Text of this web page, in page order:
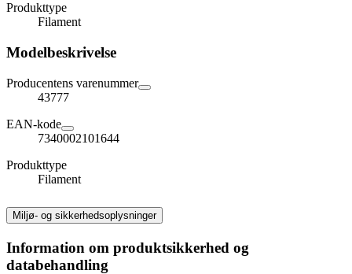
Produkttype
Filament
Modelbeskrivelse
Producentens varenummer
43777
EAN-kode
7340002101644
Produkttype
Filament
Miljø- og sikkerhedsoplysninger
Information om produktsikkerhed og
databehandling